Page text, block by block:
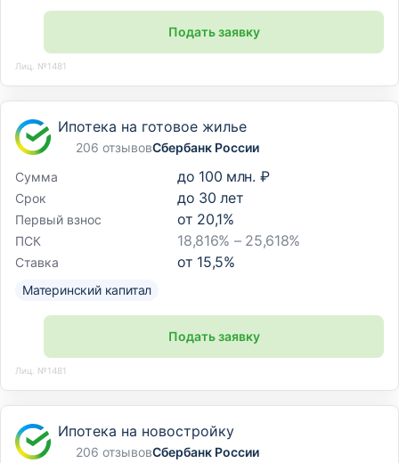
Подать заявку
Лиц. №1481
Ипотека на готовое жилье
206 отзывовСбербанк России
Сумма
до 100 млн. ₽
Срок до 30 лет
Первый взнос от 20,1%
ПСК 18,816% – 25,618%
Ставка от 15,5%
Материнский капитал
Подать заявку
Лиц. №1481
Ипотека на новостройку
206 отзывовСбербанк России